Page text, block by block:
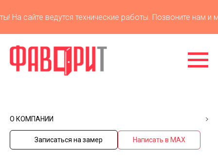
сайте ведутся технические работы. Позвоните нам и
О КОМПАНИИ
Записаться на замер Написать в MAX